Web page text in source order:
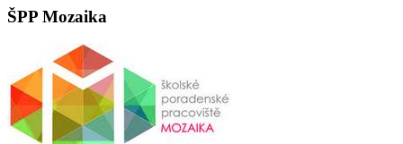
ŠPP Mozaika